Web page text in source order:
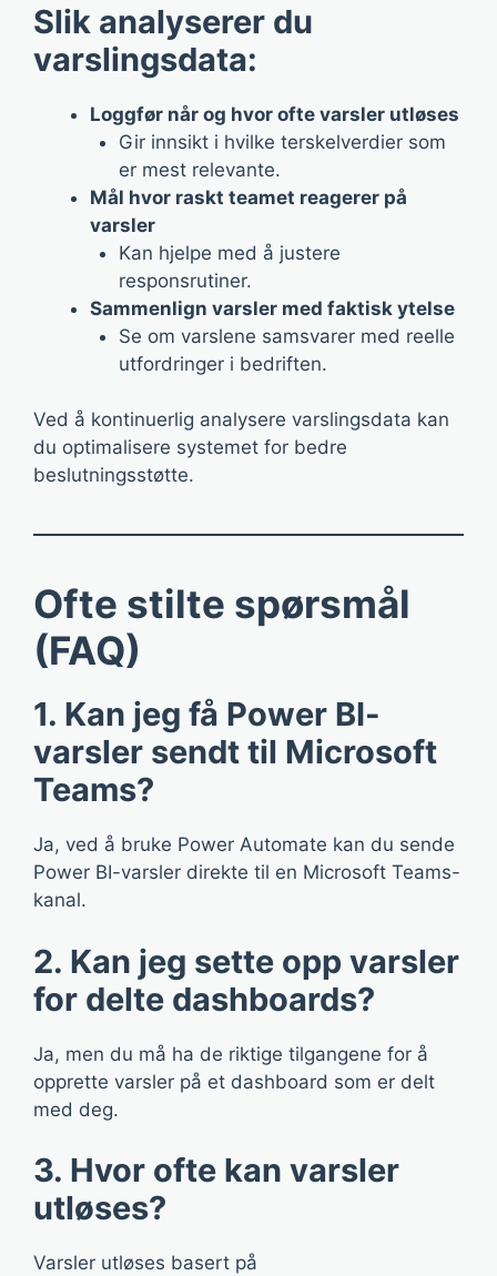
Slik analyserer du
varslingsdata:
Loggfør når og hvor ofte varsler utløses
Gir innsikt i hvilke terskelverdier som
er mest relevante.
Mål hvor raskt teamet reagerer på
varsler
Kan hjelpe med å justere
responsrutiner.
Sammenlign varsler med faktisk ytelse
Se om varslene samsvarer med reelle
utfordringer i bedriften.
Ved å kontinuerlig analysere varslingsdata kan
du optimalisere systemet for bedre
beslutningsstøtte.
Ofte stilte spørsmål
(FAQ)
1. Kan jeg få Power BI-
varsler sendt til Microsoft
Teams?
Ja, ved å bruke Power Automate kan du sende
Power BI-varsler direkte til en Microsoft Teams-
kanal.
2. Kan jeg sette opp varsler
for delte dashboards?
Ja, men du må ha de riktige tilgangene for å
opprette varsler på et dashboard som er delt
med deg.
3. Hvor ofte kan varsler
utløses?
Varsler utløses basert på